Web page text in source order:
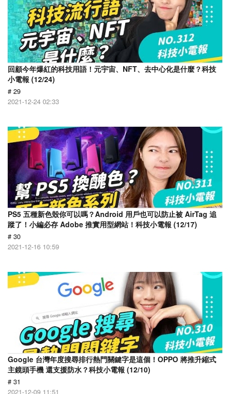
回顧今年爆紅的科技用語！元宇宙、NFT、去中心化是什麼？科技
小電報 (12/24)
# 29
2021-12-24 02:33
PS5 五種新色殼你可以嗎？Android 用戶也可以防止被 AirTag 追
蹤了！小編必存 Adobe 推實用型網站！科技小電報 (12/17)
# 30
2021-12-16 10:59
Google 台灣年度搜尋排行熱門關鍵字是這個！OPPO 將推升縮式
主鏡頭手機 還支援防水？科技小電報 (12/10)
# 31
2021-12-09 11:51